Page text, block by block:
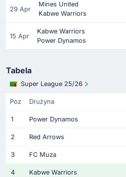
29 Apr
Mines United
Kabwe Warriors
15 Apr
Kabwe Warriors
Power Dynamos
Tabela
Super League 25/26
Poz Drużyna
1 Power Dynamos
2 Red Arrows
3 FC Muza
4 Kabwe Warriors